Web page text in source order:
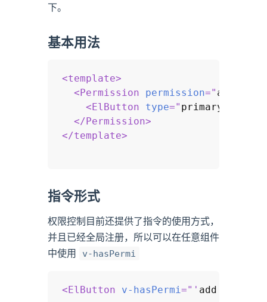
下。
基本用法
<template>
<Permission permission=" add
<ElButton type=" primary
</Permission>
</template>
指令形式
权限控制目前还提供了指令的使用方式，
并且已经全局注册，所以可以在任意组件
中使用
v-hasPermi
<ElButton v-hasPermi =" ' add